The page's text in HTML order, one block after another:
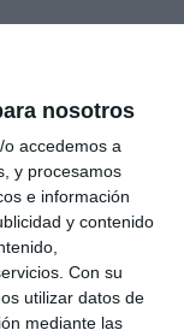
nosotros
accedemos a
y procesamos
e información
y contenido
Con su
utilizar datos de
mediante las